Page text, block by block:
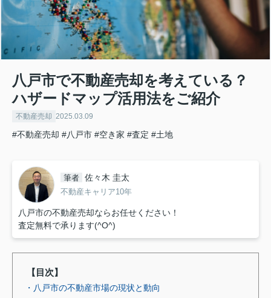
八戸市で不動産売却を考えている？
ハザードマップ活用法をご紹介
不動産売却 2025.03.09
#不動産売却 #八戸市 #空き家 #査定 #土地
筆者 佐々木 圭太
不動産キャリア10年
八戸市の不動産売却ならお任せください！
査定無料で承ります(^O^)
【目次】
・八戸市の不動産市場の現状と動向